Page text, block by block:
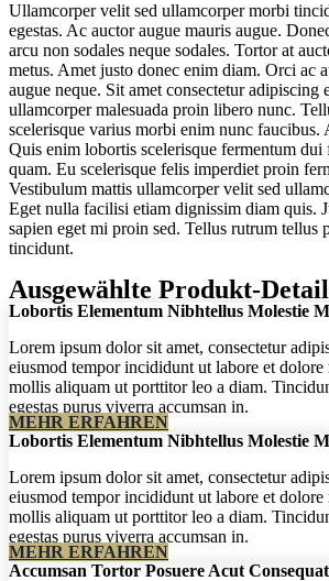
Ullamcorper velit sed ullamcorper morbi
egestas. Ac auctor augue mauris augue.
arcu non sodales neque sodales. Tortor at
metus. Amet justo donec enim diam. Orci ac
augue neque. Sit amet consectetur adipiscing
ullamcorper malesuada proin libero nunc.
scelerisque varius morbi enim nunc faucibus.
Quis enim lobortis scelerisque fermentum dui
quam. Eu scelerisque felis imperdiet proin
Vestibulum mattis ullamcorper velit sed
Eget nulla facilisi etiam dignissim diam quis.
sapien eget mi proin sed. Tellus rutrum tellus
tincidunt.
Ausgewählte Produkt-
Lobortis Elementum Nibhtellus Molestie
Lorem ipsum dolor sit amet, consectetur
eiusmod tempor incididunt ut labore et
mollis aliquam ut porttitor leo a diam.
egestas purus viverra accumsan in.
MEHR ERFAHREN
Lobortis Elementum Nibhtellus Molestie
Lorem ipsum dolor sit amet, consectetur
eiusmod tempor incididunt ut labore et
mollis aliquam ut porttitor leo a diam.
egestas purus viverra accumsan in.
MEHR ERFAHREN
Accumsan Tortor Posuere Acut Consequat